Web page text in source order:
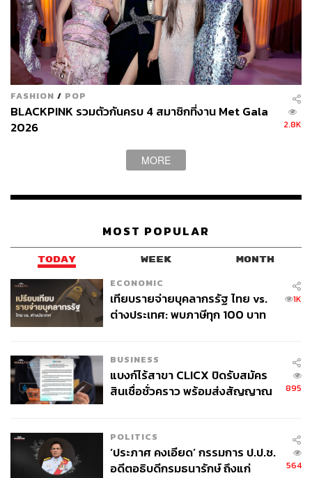
FASHION / POP
BLACKPINK รวมตัวกันครบ 4 สมาชิกที่งาน Met Gala
2026
2.8K
MORE
MOST POPULAR
TODAY WEEK MONTH
ECONOMIC
เทียบรายจ่ายบุคลากรรัฐ ไทย vs.
ต่างประเทศ: พบภาษีทุก 100 บาท
1K
BUSINESS
แบงก์ไร้สาขา CLICX ปิดรับสมัคร
สินเชื่อชั่วคราว พร้อมส่งสัญญาณ
895
POLITICS
‘ประภาศ คงเอียด’ กรรมการ ป.ป.ช.
อดีตอธิบดีกรมธนารักษ์ ถึงแก่
564